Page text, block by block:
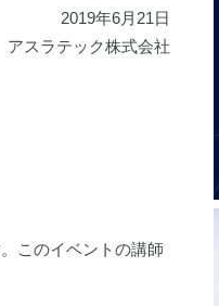
2019年6月21日
アスラテック株式会社
このイベントの講師